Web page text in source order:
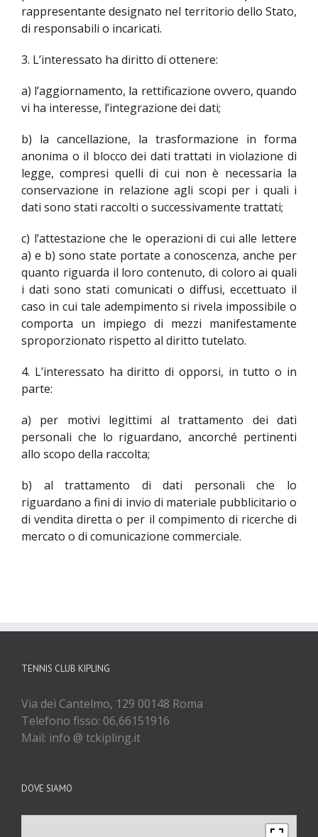
rappresentante designato nel territorio dello Stato,
di responsabili o incaricati.
3. L’interessato ha diritto di ottenere:
a) l’aggiornamento, la rettificazione ovvero, quando
vi ha interesse, l’integrazione dei dati;
b) la cancellazione, la trasformazione in forma
anonima o il blocco dei dati trattati in violazione di
legge, compresi quelli di cui non è necessaria la
conservazione in relazione agli scopi per i quali i
dati sono stati raccolti o successivamente trattati;
c) l’attestazione che le operazioni di cui alle lettere
a) e b) sono state portate a conoscenza, anche per
quanto riguarda il loro contenuto, di coloro ai quali
i dati sono stati comunicati o diffusi, eccettuato il
caso in cui tale adempimento si rivela impossibile o
comporta un impiego di mezzi manifestamente
sproporzionato rispetto al diritto tutelato.
4. L’interessato ha diritto di opporsi, in tutto o in
parte:
a) per motivi legittimi al trattamento dei dati
personali che lo riguardano, ancorché pertinenti
allo scopo della raccolta;
b) al trattamento di dati personali che lo
riguardano a fini di invio di materiale pubblicitario o
di vendita diretta o per il compimento di ricerche di
mercato o di comunicazione commerciale.
TENNIS CLUB KIPLING
Via dei Cantelmo, 129 00148 Roma
Telefono fisso: 06,66151916
Mail: info @ tckipling.it
DOVE SIAMO